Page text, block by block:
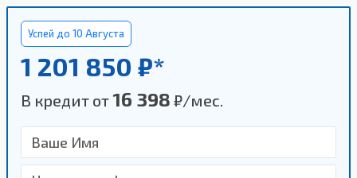
Успей до 10 Августа
1 201 850 ₽*
В кредит от 16 398 ₽/мес.